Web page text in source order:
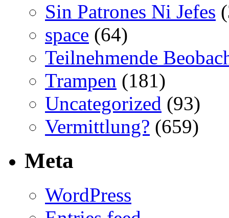
Sin Patrones Ni Jefes
space (64)
Teilnehmende
Trampen (181)
Uncategorized (93)
Vermittlung? (659)
Meta
WordPress